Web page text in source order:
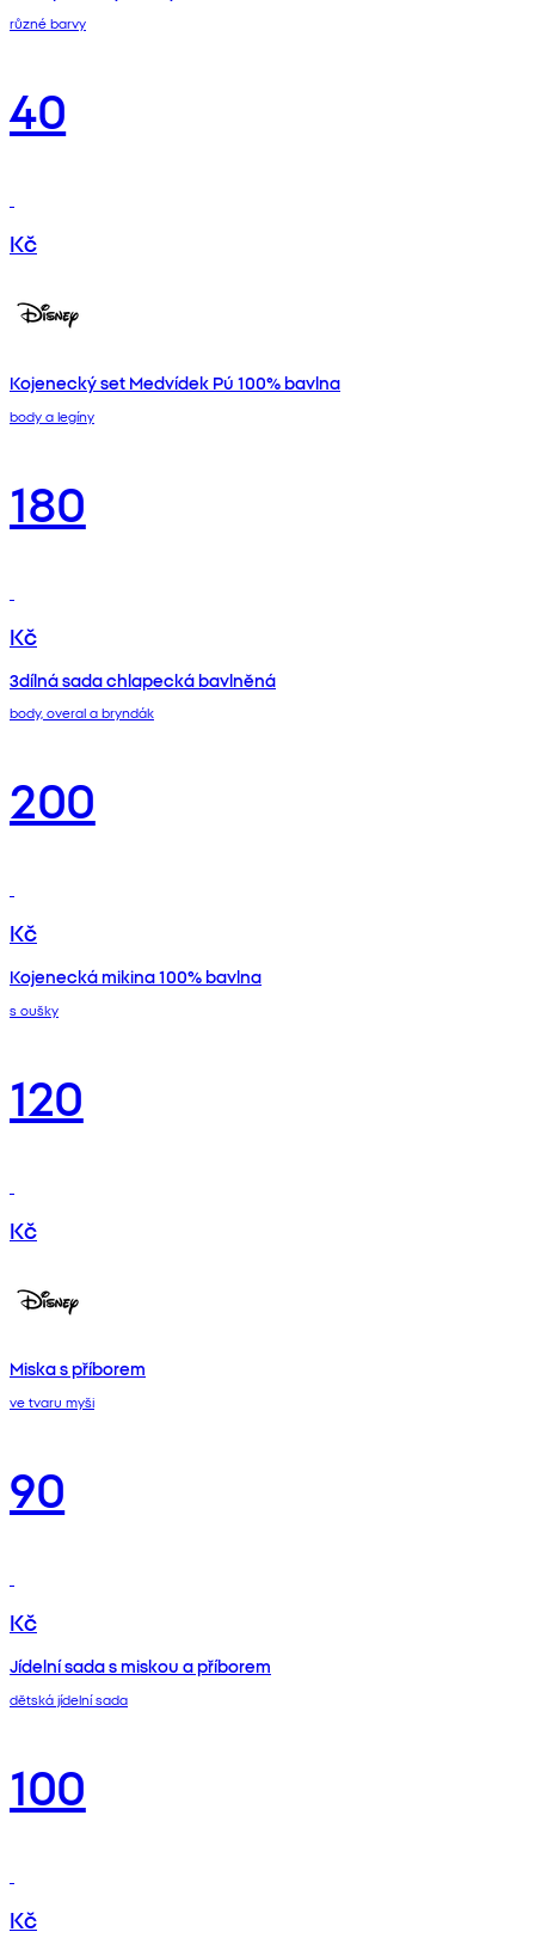
různé barvy
40
Kč
Kojenecký set Medvídek Pú 100% bavlna
body a legíny
180
Kč
3dílná sada chlapecká bavlněná
body, overal a bryndák
200
Kč
Kojenecká mikina 100% bavlna
s oušky
120
Kč
Miska s příborem
ve tvaru myši
90
Kč
Jídelní sada s miskou a příborem
dětská jídelní sada
100
Kč